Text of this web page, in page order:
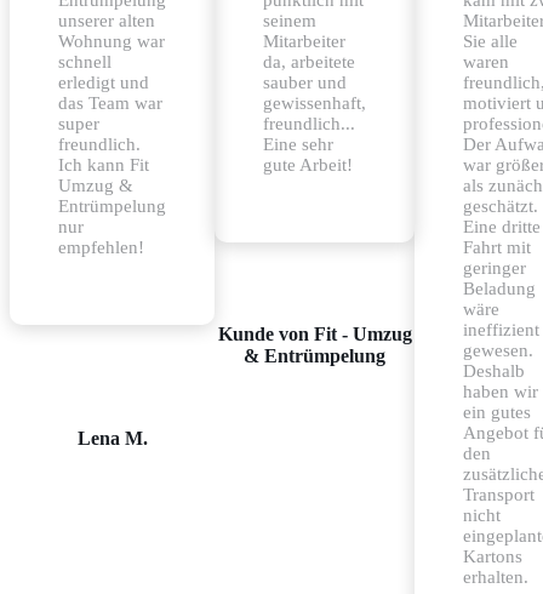
Lena M.
unserer alten
Wohnung war
schnell
erledigt und
das Team war
super
freundlich.
Ich kann Fit
Umzug &
Entrümpelung
nur
empfehlen!
Kunde von Fit - Umzug
& Entrümpelung
seinem
Mitarbeiter
da, arbeitete
sauber und
gewissenhaft,
freundlich...
Eine sehr
gute Arbeit!
Sie alle
waren
motiviert
Der
war
als
geschätzt.
Eine dritte
Fahrt mit
geringer
Beladung
wäre
ineffizient
gewesen.
Deshalb
haben wir
ein gutes
Angebot
den
Transport
nicht
Kartons
erhalten.